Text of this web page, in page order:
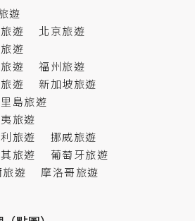
遊
遊
北京旅遊
遊
遊
福州旅遊
遊
新加坡旅遊
島旅遊
旅遊
旅遊
挪威旅遊
旅遊
葡萄牙旅遊
旅遊
摩洛哥旅遊